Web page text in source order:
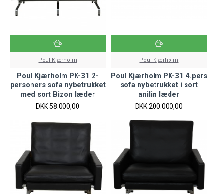
Poul Kjærholm
Poul Kjærholm PK-31 2-
personers sofa nybetrukket
med sort Bizon læder
DKK 58.000,00
Poul Kjærholm
Poul Kjærholm PK-31 4.pers
sofa nybetrukket i sort
anilin læder
DKK 200.000,00